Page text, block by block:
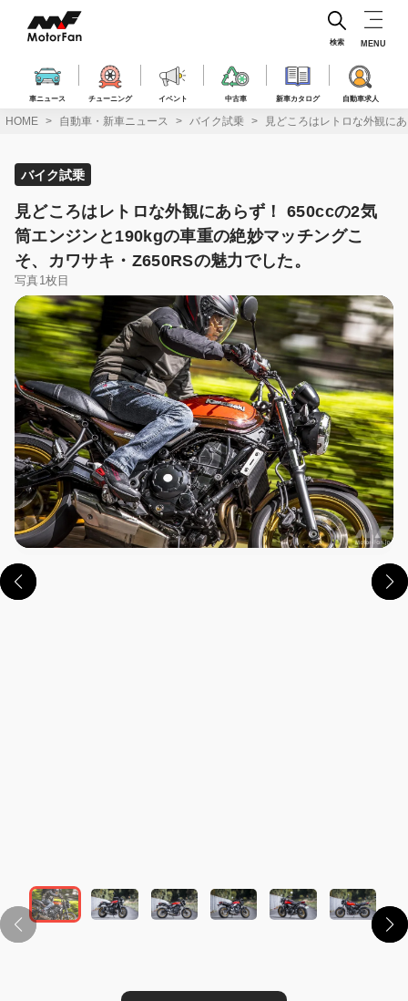
ス
車ニュース チューニング イベント 中古車 新車カタログ 自動車求人
検索 MENU
HOME 自動車・新車ニュース バイク試乗 見どころはレトロな外観に
バイク試乗
見どころはレトロな外観にあらず！ 650ccの2気
筒エンジンと190kgの車重の絶妙マッチングこ
そ、カワサキ・Z650RSの魅力でした。
写真1枚目